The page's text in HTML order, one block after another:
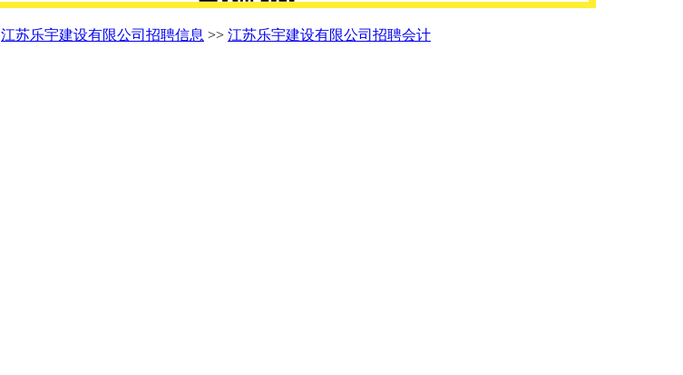
江苏乐宇建设有限公司招聘信息 >> 江苏乐宇建设有限公司招聘会计